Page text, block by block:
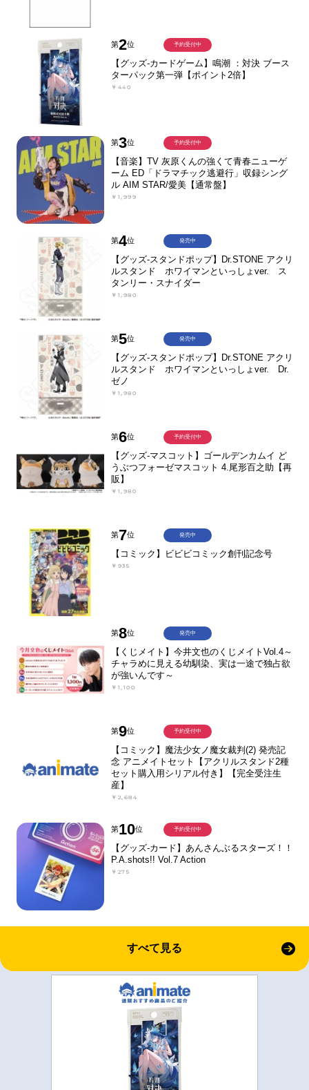
第2位
【グッズ-カードゲーム】鳴潮 ：対決 ブース
ターパック第一弾【ポイント2倍】
￥440
予約受付中
第3位
【音楽】TV 灰原くんの強くて青春ニューゲ
ーム ED「ドラマチック逃避行」収録シング
ル AIM STAR/愛美【通常盤】
￥1,999
予約受付中
第4位
【グッズ-スタンドポップ】Dr.STONE アクリ
ルスタンド ホワイマンといっしょver. ス
タンリー・スナイダー
￥1,980
発売中
第5位
【グッズ-スタンドポップ】Dr.STONE アクリ
ルスタンド ホワイマンといっしょver. Dr.
ゼノ
￥1,980
発売中
第6位
【グッズ-マスコット】ゴールデンカムイ ど
うぶつフォーゼマスコット 4.尾形百之助【再
販】
￥1,980
予約受付中
第7位
【コミック】ビビビコミック創刊記念号
￥935
発売中
第8位
【くじメイト】今井文也のくじメイトVol.4～
チャラめに見える幼馴染、実は一途で独占欲
が強いんです～
￥1,100
発売中
第9位
【コミック】魔法少女ノ魔女裁判(2) 発売記
念 アニメイトセット【アクリルスタンド2種
セット購入用シリアル付き】【完全受注生
産】
￥2,684
予約受付中
第10位
【グッズ-カード】あんさんぶるスターズ！！
P.A.shots!! Vol.7 Action
￥275
予約受付中
すべて見る